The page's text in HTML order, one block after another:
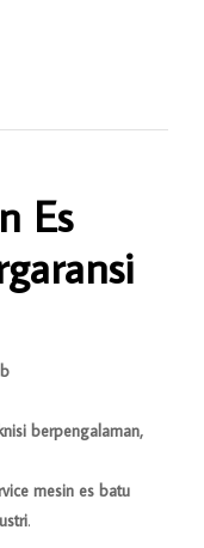
Es
berpengalaman,
mesin es batu
.